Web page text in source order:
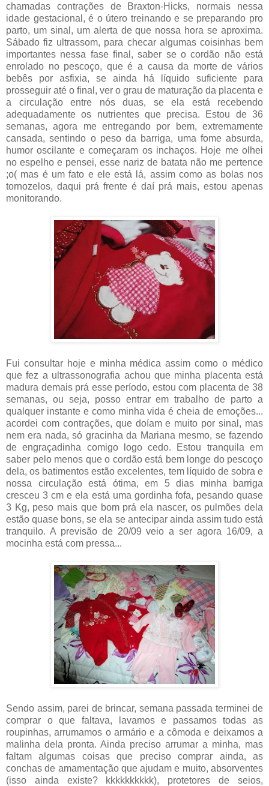
chamadas contrações de Braxton-Hicks, normais nessa
idade gestacional, é o útero treinando e se preparando pro
parto, um sinal, um alerta de que nossa hora se aproxima.
Sábado fiz ultrassom, para checar algumas coisinhas bem
importantes nessa fase final, saber se o cordão não está
enrolado no pescoço, que é a causa da morte de vários
bebês por asfixia, se ainda há líquido suficiente para
prosseguir até o final, ver o grau de maturação da placenta e
a circulação entre nós duas, se ela está recebendo
adequadamente os nutrientes que precisa. Estou de 36
semanas, agora me entregando por bem, extremamente
cansada, sentindo o peso da barriga, uma fome absurda,
humor oscilante e começaram os inchaços. Hoje me olhei
no espelho e pensei, esse nariz de batata não me pertence
;o( mas é um fato e ele está lá, assim como as bolas nos
tornozelos, daqui prá frente é daí prá mais, estou apenas
monitorando.
Fui consultar hoje e minha médica assim como o médico
que fez a ultrassonografia achou que minha placenta está
madura demais prá esse período, estou com placenta de 38
semanas, ou seja, posso entrar em trabalho de parto a
qualquer instante e como minha vida é cheia de emoções...
acordei com contrações, que doíam e muito por sinal, mas
nem era nada, só gracinha da Mariana mesmo, se fazendo
de engraçadinha comigo logo cedo. Estou tranquila em
saber pelo menos que o cordão está bem longe do pescoço
dela, os batimentos estão excelentes, tem líquido de sobra e
nossa circulação está ótima, em 5 dias minha barriga
cresceu 3 cm e ela está uma gordinha fofa, pesando quase
3 Kg, peso mais que bom prá ela nascer, os pulmões dela
estão quase bons, se ela se antecipar ainda assim tudo está
tranquilo. A previsão de 20/09 veio a ser agora 16/09, a
mocinha está com pressa...
Sendo assim, parei de brincar, semana passada terminei de
comprar o que faltava, lavamos e passamos todas as
roupinhas, arrumamos o armário e a cômoda e deixamos a
malinha dela pronta. Ainda preciso arrumar a minha, mas
faltam algumas coisas que preciso comprar ainda, as
conchas de amamentação que ajudam e muito, absorventes
(isso ainda existe? kkkkkkkkkk), protetores de seios,